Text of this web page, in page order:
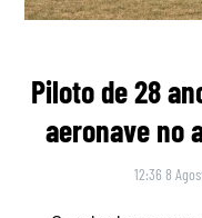
Piloto de 28
aeronave no
12:36 8